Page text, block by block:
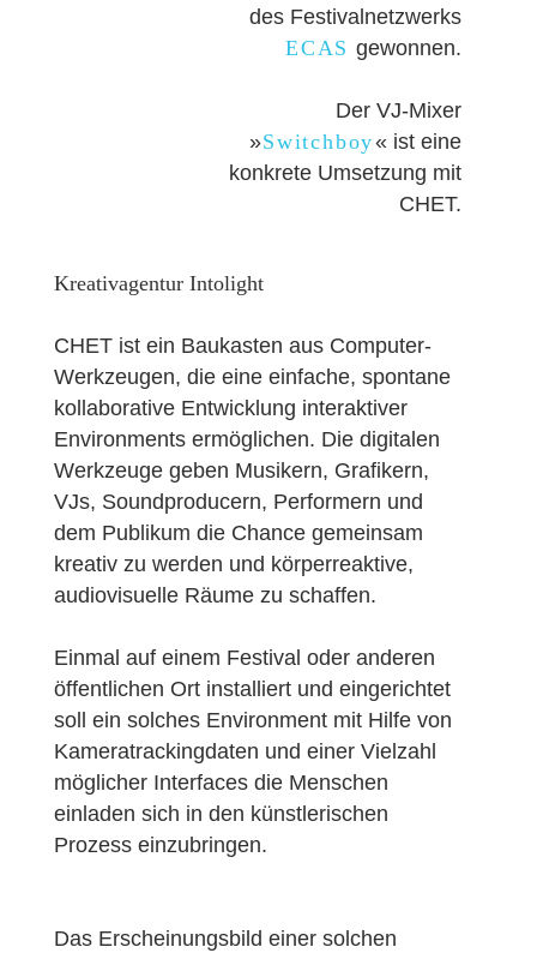
des Festivalnetzwerks
ECAS gewonnen.
Der VJ-Mixer
»Switchboy« ist eine
konkrete Umsetzung mit
CHET.
Kreativagentur Intolight
CHET ist ein Baukasten aus Computer-
Werkzeugen, die eine einfache, spontane
kollaborative Entwicklung interaktiver
Environments ermöglichen. Die digitalen
Werkzeuge geben Musikern, Grafikern,
VJs, Soundproducern, Performern und
dem Publikum die Chance gemeinsam
kreativ zu werden und körperreaktive,
audiovisuelle Räume zu schaffen.
Einmal auf einem Festival oder anderen
öffentlichen Ort installiert und eingerichtet
soll ein solches Environment mit Hilfe von
Kameratrackingdaten und einer Vielzahl
möglicher Interfaces die Menschen
einladen sich in den künstlerischen
Prozess einzubringen.
Das Erscheinungsbild einer solchen